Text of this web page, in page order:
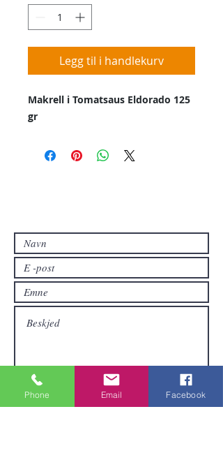
Legg til i handlekurv
Makrell i Tomatsaus Eldorado 125
gr
nettbutikken.
Phone Email Facebook